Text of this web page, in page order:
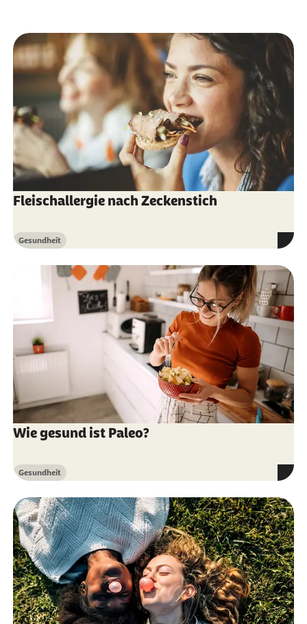
Fleischallergie nach Zeckenstich
Kategorie
Gesundheit
Wie gesund ist Paleo?
Kategorie
Gesundheit